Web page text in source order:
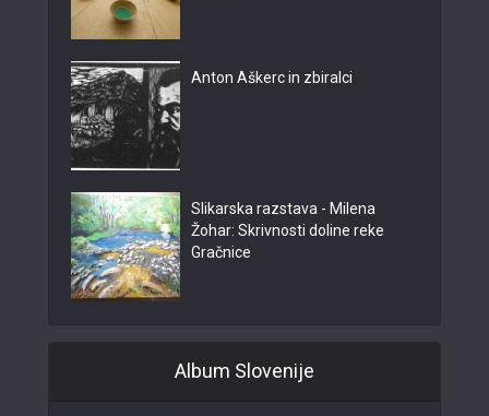
Anton Aškerc in zbiralci
Slikarska razstava - Milena
Žohar: Skrivnosti doline reke
Gračnice
Album Slovenije